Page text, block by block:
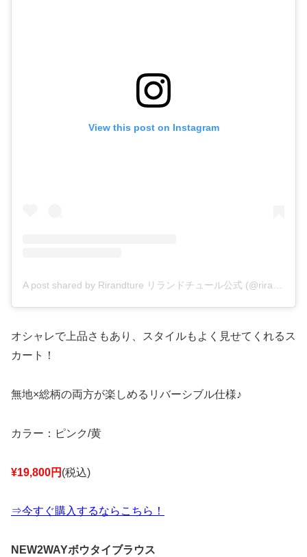
View this post on Instagram
A post shared by Rirandture リランドチュール公式 (@rirandture_official)
オシャレで上品さもあり、スタイルもよく見せてくれるス
カート！
無地×総柄の両方が楽しめるリバーシブル仕様♪
カラー：ピンク/黄
¥19,800円 (税込)
⇒今すぐ購入するならこちら！
NEW2WAYボウタイブラウス